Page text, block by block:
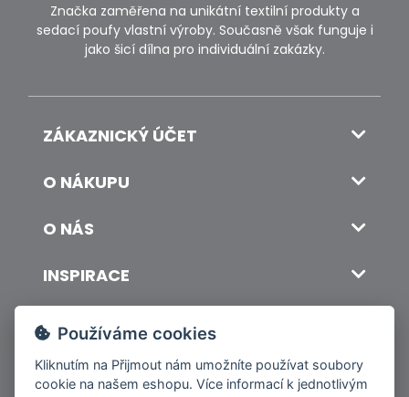
Značka zaměřena na unikátní textilní produkty a
sedací poufy vlastní výroby. Současně však funguje i
jako šicí dílna pro individuální zakázky.
ZÁKAZNICKÝ ÚČET
O NÁKUPU
O NÁS
INSPIRACE
DOPRAVA A PLATBA
© 2026 ITALSKY INTERIER s.r.o. Vytvořilo INIZIO Internet Media s.r.o.|
Používáme cookies
Kliknutím na Přijmout nám umožníte používat soubory
cookie na našem eshopu. Více informací k jednotlivým